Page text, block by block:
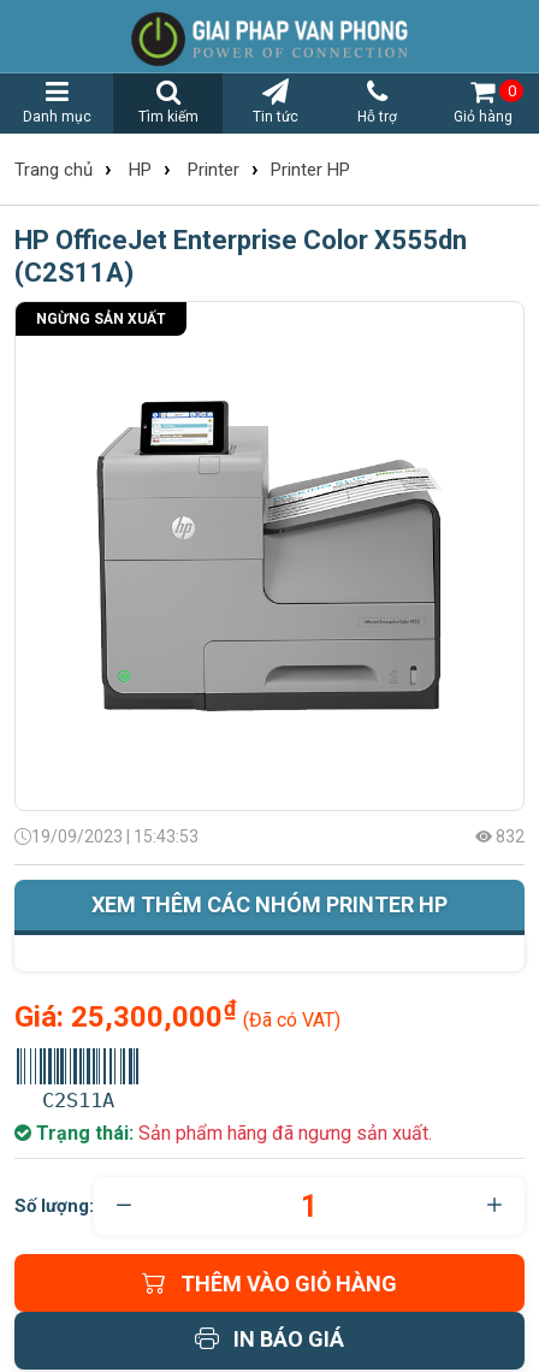
Danh mục Tìm kiếm Tin tức Hỗ trợ Giỏ hàng
0
Trang chủ › HP › Printer › Printer HP
HP OfficeJet Enterprise Color X555dn
(C2S11A)
NGỪNG SẢN XUẤT
19/09/2023 | 15:43:53 832
XEM THÊM CÁC NHÓM PRINTER HP
Giá: 25,300,000₫ (Đã có VAT)
C2S11A
Trạng thái: Sản phẩm hãng đã ngưng sản xuất.
Số lượng:
THÊM VÀO GIỎ HÀNG
IN BÁO GIÁ